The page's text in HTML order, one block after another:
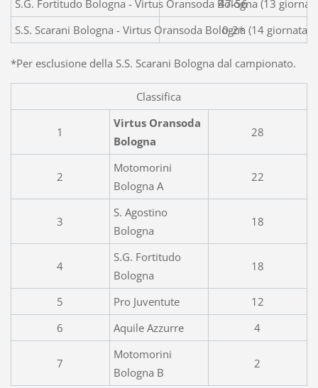
S.G. Fortitudo Bologna - Virtus Oransoda Bologna (13
47-56
S.S. Scarani Bologna - Virtus Oransoda Bologna (14
0-2*
*Per esclusione della S.S. Scarani Bologna dal campionato.
Classifica
1
Virtus Oransoda
Bologna
28
2
Motomorini
Bologna A
22
3
S. Agostino
Bologna
18
4
S.G. Fortitudo
Bologna
18
5 Pro Juventute
12
6
Aquile Azzurre 4
7
Motomorini
Bologna B
2